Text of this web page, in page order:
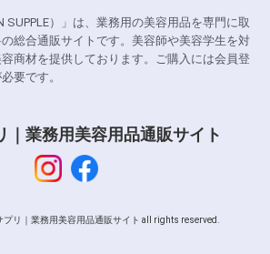
SUPPLE）」は、業務用の美容用品を専門に取
総合通販サイトです。美容師や美容学生を対
商材を提供しております。ご購入には会員登
要です。
｜業務用美容用品通販サイト
リ｜業務用美容用品通販サイト all rights reserved.